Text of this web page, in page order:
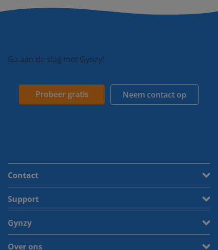
Ga aan de slag met Gynzy!
Probeer gratis Neem contact op
Contact
Support
Gynzy
Over ons